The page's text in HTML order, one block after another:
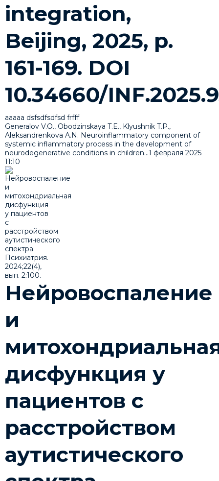
integration,
Beijing, 2025, p.
161-169. DOI
10.34660/
ааааа dsfsdfsdfsd frfff
Generalov V.O., Obodzinskaya T.E., Klyushnik T.P.,
Aleksandrenkova A.N. Neuroinflammatory component of
systemic inflammatory process in the development of
neurodegenerative conditions in children...1 февраля 2025
11:10
Нейровоспаление
и
дисфункция у
пациентов с
расстройством
аутистического